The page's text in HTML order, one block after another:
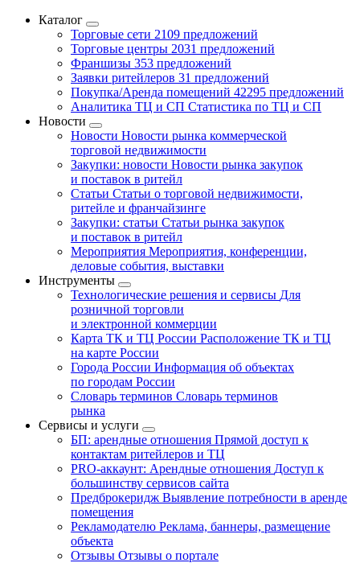
Каталог
Торговые сети 2109 предложений
Торговые центры 2031 предложений
Франшизы 353 предложений
Заявки ритейлеров 31 предложений
Покупка/Аренда помещений 42295 предложений
Аналитика ТЦ и СП Статистика по ТЦ и СП
Новости
Новости Новости рынка коммерческой
торговой недвижимости
Закупки: новости Новости рынка закупок
и поставок в ритейл
Статьи Статьи о торговой недвижимости,
ритейле и франчайзинге
Закупки: статьи Статьи рынка закупок
и поставок в ритейл
Мероприятия Мероприятия, конференции,
деловые события, выставки
Инструменты
Технологические решения и сервисы Для
розничной торговли
и электронной коммерции
Карта ТК и ТЦ России Расположение ТК и ТЦ
на карте России
Города России Информация об объектах
по городам России
Словарь терминов Словарь терминов
рынка
Сервисы и услуги
БП: арендные отношения Прямой доступ к
контактам ритейлеров и ТЦ
PRO-аккаунт: Арендные отношения Доступ к
большинству сервисов сайта
Предброкеридж Выявление потребности в аренде
помещения
Рекламодателю Реклама, баннеры, размещение
объекта
Отзывы Отзывы о портале